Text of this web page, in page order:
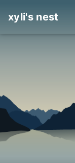
xyli's nest